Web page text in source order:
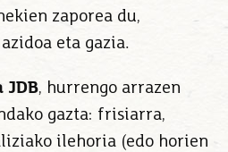
zaporea du,
eta gazia.
JDB, hurrengo arrazen
gazta: frisiarra,
ilehoria (edo horien